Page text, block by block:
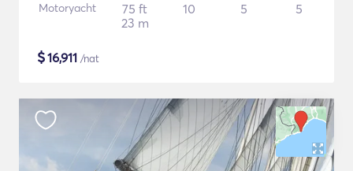
Motoryacht
75 ft
23 m
10 5 5
$16,911 /nat